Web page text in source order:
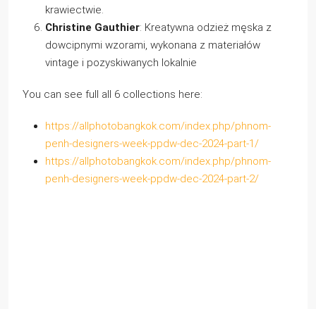
krawiectwie.
Christine Gauthier: Kreatywna odzież męska z
dowcipnymi wzorami, wykonana z materiałów
vintage i pozyskiwanych lokalnie
You can see full all 6 collections here:
https://allphotobangkok.com/index.php/phnom-
penh-designers-week-ppdw-dec-2024-part-1/
https://allphotobangkok.com/index.php/phnom-
penh-designers-week-ppdw-dec-2024-part-2/